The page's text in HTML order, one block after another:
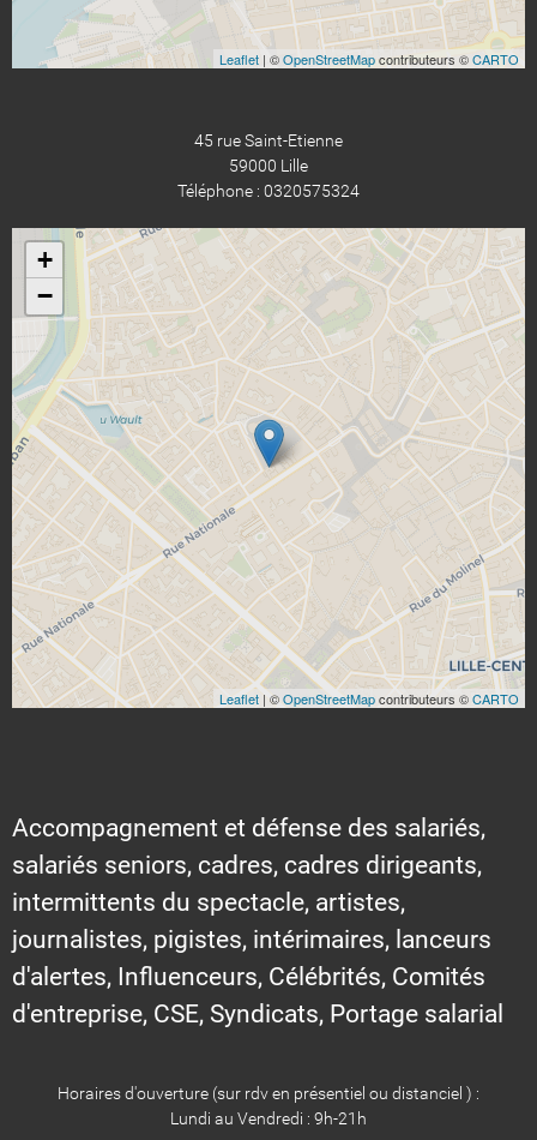
Leaflet | ©OpenStreetMapcontributeurs ©CARTO
45 rue Saint-Etienne
59000 Lille
Téléphone : 0320575324
+
−
Leaflet | ©OpenStreetMapcontributeurs ©CARTO
Accompagnement et défense des salariés,
salariés seniors, cadres, cadres dirigeants,
intermittents du spectacle, artistes,
journalistes, pigistes, intérimaires, lanceurs
d'alertes, Influenceurs, Célébrités, Comités
d'entreprise, CSE, Syndicats, Portage salarial
Horaires d'ouverture (sur rdv en présentiel ou distanciel ) :
Lundi au Vendredi : 9h-21h